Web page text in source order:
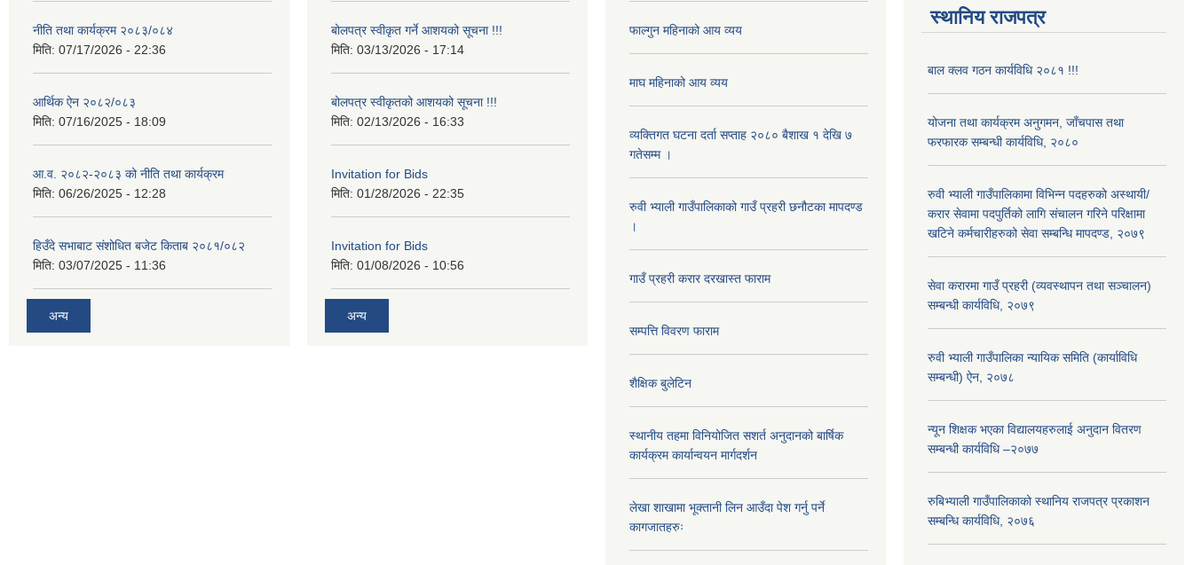
नीति तथा कार्यक्रम २०८३/०८४
मिति: 07/17/2026 - 22:36
आर्थिक ऐन २०८२/०८३
मिति: 07/16/2025 - 18:09
आ.व. २०८२-२०८३ को नीति तथा कार्यक्रम
मिति: 06/26/2025 - 12:28
हिउँदे सभाबाट संशोधित बजेट किताब २०८१/०८२
मिति: 03/07/2025 - 11:36
अन्य
बोलपत्र स्वीकृत गर्ने आशयको सूचना !!!
मिति: 03/13/2026 - 17:14
बोलपत्र स्वीकृतको आशयको सूचना !!!
मिति: 02/13/2026 - 16:33
Invitation for Bids
मिति: 01/28/2026 - 22:35
Invitation for Bids
मिति: 01/08/2026 - 10:56
अन्य
फाल्गुन महिनाको आय व्यय
माघ महिनाको आय व्यय
व्यक्तिगत घटना दर्ता सप्ताह २०८० बैशाख १ देखि ७
गतेसम्म ।
रुवी भ्याली गाउँपालिकाको गाउँ प्रहरी छनौटका मापदण्ड
।
गाउँ प्रहरी करार दरखास्त फाराम
सम्पत्ति विवरण फाराम
शैक्षिक बुलेटिन
स्थानीय तहमा विनियोजित सशर्त अनुदानको बार्षिक
कार्यक्रम कार्यान्वयन मार्गदर्शन
लेखा शाखामा भूक्तानी लिन आउँदा पेश गर्नु पर्ने
कागजातहरुः
स्थानिय राजपत्र
बाल क्लव गठन कार्यविधि २०८१ !!!
योजना तथा कार्यक्रम अनुगमन, जाँचपास तथा
फरफारक सम्बन्धी कार्यविधि, २०८०
रुवी भ्याली गाउँपालिकामा विभिन्न पदहरुको अस्थायी/
करार सेवामा पदपुर्तिको लागि संचालन गरिने परिक्षामा
खटिने कर्मचारीहरुको सेवा सम्बन्धि मापदण्ड, २०७९
सेवा करारमा गाउँ प्रहरी (व्यवस्थापन तथा सञ्चालन)
सम्बन्धी कार्यविधि, २०७९
रुवी भ्याली गाउँपालिका न्यायिक समिति (कार्याविधि
सम्बन्धी) ऐन, २०७८
न्यून शिक्षक भएका ‍विद्यालयहरुलाई अनुदान वितरण
सम्बन्धी कार्यविधि –२०७७
रुबिभ्याली गाउँपालिकाको स्थानिय राजपत्र प्रकाशन
सम्बन्धि कार्यविधि, २०७६